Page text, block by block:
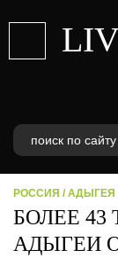
РОССИЯ /АДЫГЕЯ
БОЛЕЕ
АДЫГЕИ